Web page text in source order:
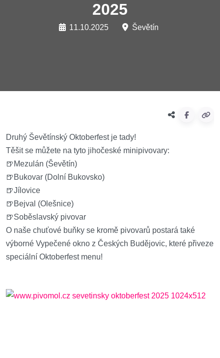
2025
11.10.2025 Ševětín
Druhý Ševětínský Oktoberfest je tady!
Těšit se můžete na tyto jihočeské minipivovary:
🍺Mezulán (Ševětín)
🍺Bukovar (Dolní Bukovsko)
🍺Jílovice
🍺Bejval (Olešnice)
🍺Soběslavský pivovar
O naše chuťové buňky se kromě pivovarů postará také
výborné Vypečené okno z Českých Budějovic, které přiveze
speciální Oktoberfest menu!